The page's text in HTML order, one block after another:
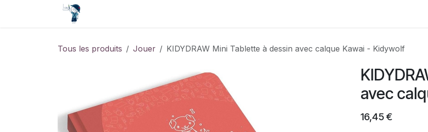
Se rendre au contenu
Tous les produits Jouer KIDYDRAW Mini Tablette à dessin avec calque Kawai - Kidywolf
avec
16,45 €